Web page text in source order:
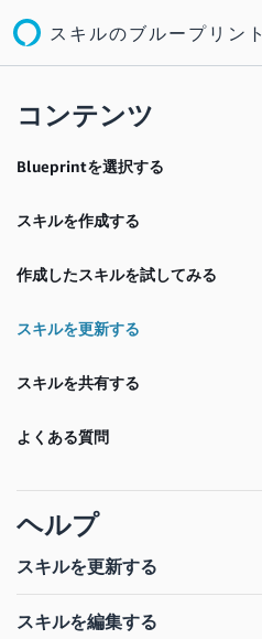
スキルのブループリント
コンテンツ
Blueprintを選択する
スキルを作成する
作成したスキルを試してみる
スキルを更新する
スキルを共有する
よくある質問
ヘルプ
スキルを更新する
スキルを編集する